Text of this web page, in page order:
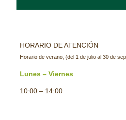
HORARIO DE ATENCIÓN
Horario de verano, (del 1 de julio al 30 de
Lunes – Viernes
10:00 – 14:00